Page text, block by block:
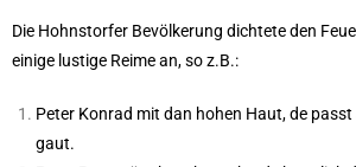
Die Hohnstorfer Bevölkerung dichtete den
einige lustige Reime an, so z.B.:
Peter Konrad mit dan hohen Haut, de
gaut.